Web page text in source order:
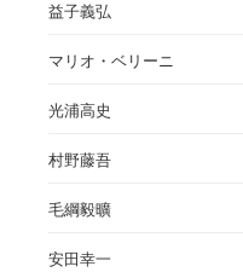
益子義弘
マリオ・ベリーニ
光浦高史
村野藤吾
毛綱毅曠
安田幸一